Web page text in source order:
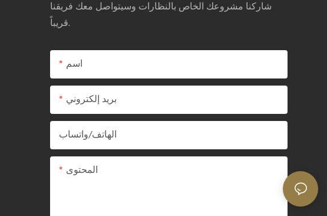
الحياة العصري.
شاركنا مشروعك الخاص بالنظارات وسيتواصل معك فريقنا
قريباً.
اسم
بريد إلكتروني
الهاتف/واتساب
المحتوى